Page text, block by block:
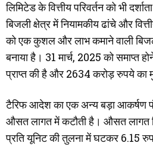
लिमिटेड के वित्तीय परिवर्तन को भी
बिजली क्षेत्र में नियामकीय ढांचे और
को एक कुशल और लाभ कमाने वाली
बनाया है। 31 मार्च, 2025 को समाप्त
प्राप्त की है और 2634 करोड़ रुपये का
टैरिफ आदेश का एक अन्य बड़ा आकर्षण
औसत लागत में कटौती है। औसत
प्रति यूनिट की तुलना में घटकर 6.15